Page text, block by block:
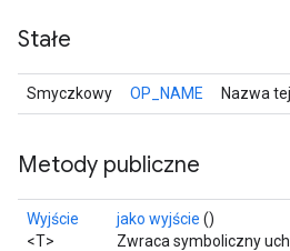
Stałe
Smyczkowy OP_NAME Nazwa
Metody publiczne
Wyjście
<T>
jako wyjście ()
Zwraca symboliczny